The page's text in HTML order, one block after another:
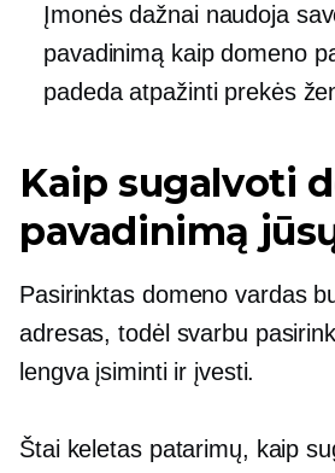
Įmonės dažnai naudoja
pavadinimą kaip domeno
padeda atpažinti prekės
Kaip sugalvoti
pavadinimą
Pasirinktas domeno vardas
adresas, todėl svarbu
lengva įsiminti ir įvesti.
Štai keletas patarimų, kaip